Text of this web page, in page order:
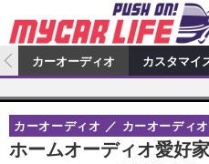
カーオーディオ
特集記事
プロショップ検索
カスタマイズ
カスタマイズ特集記事
カーグッズ
カーオーディオ カスタマイ
ホームオーディオ愛好
カーオーディオ カーオーディ